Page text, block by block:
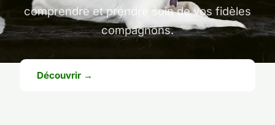
comprendre et prendre soin de vos fidèles
compagnons.
Découvrir →